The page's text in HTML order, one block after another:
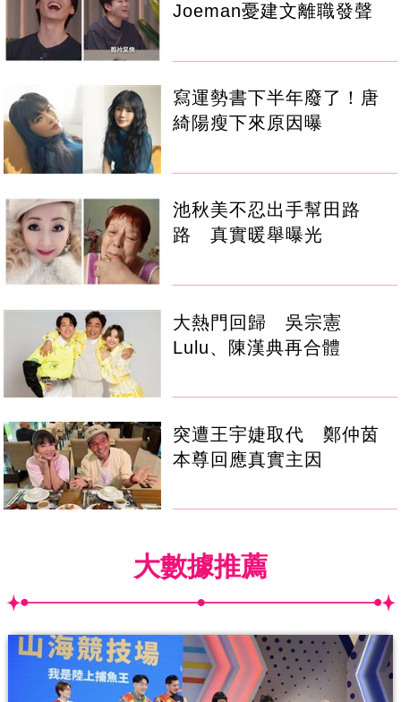
Joeman憂建文離職發聲
寫運勢書下半年廢了！唐
綺陽瘦下來原因曝
池秋美不忍出手幫田路
路 真實暖舉曝光
大熱門回歸 吳宗憲
Lulu、陳漢典再合體
突遭王宇婕取代 鄭仲茵
本尊回應真實主因
大數據推薦